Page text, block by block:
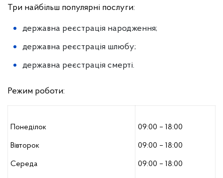
Три найбільш популярні послуги:
державна реєстрація народження;
державна реєстрація шлюбу;
державна реєстрація смерті.
Режим роботи:
Понеділок
Вівторок
Середа
09:00 – 18:00
09:00 – 18:00
09:00 – 18:00